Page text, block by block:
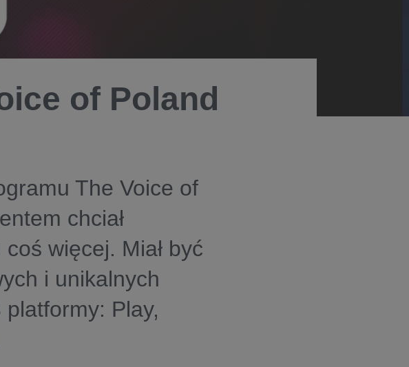
of Poland
The Voice of
chciał
więcej. Miał być
i unikalnych
Play,